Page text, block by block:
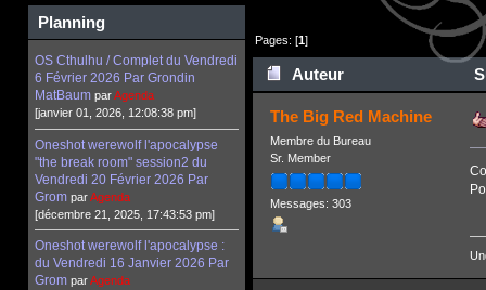
Planning
OS Cthulhu / Complet du Vendredi
6 Février 2026 Par Grondin
MatBaum parAgenda
[janvier 01, 2026, 12:08:38 pm]
Oneshot werewolf l'apocalypse
"the break room" session2 du
Vendredi 20 Février 2026 Par
Grom parAgenda
[décembre 21, 2025, 17:43:53 pm]
Oneshot werewolf l'apocalypse :
du Vendredi 16 Janvier 2026 Par
Grom parAgenda
Pages: [1]
Auteur
The Big Red Machine
Membre du Bureau
Sr. Member
Messages: 303